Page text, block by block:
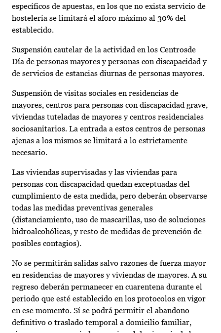
específicos de apuestas, en los que no exista servicio de
hostelería se limitará el aforo máximo al 30% del
establecido.
Suspensión cautelar de la actividad en los Centrosde
Día de personas mayores y personas con discapacidad y
de servicios de estancias diurnas de personas mayores.
Suspensión de visitas sociales en residencias de
mayores, centros para personas con discapacidad grave,
viviendas tuteladas de mayores y centros residenciales
sociosanitarios. La entrada a estos centros de personas
ajenas a los mismos se limitará a lo estrictamente
necesario.
Las viviendas supervisadas y las viviendas para
personas con discapacidad quedan exceptuadas del
cumplimiento de esta medida, pero deberán observarse
todas las medidas preventivas generales
(distanciamiento, uso de mascarillas, uso de soluciones
hidroalcohólicas, y resto de medidas de prevención de
posibles contagios).
No se permitirán salidas salvo razones de fuerza mayor
en residencias de mayores y viviendas de mayores. A su
regreso deberán permanecer en cuarentena durante el
periodo que esté establecido en los protocolos en vigor
en ese momento. Sí se podrá permitir el abandono
definitivo o traslado temporal a domicilio familiar,